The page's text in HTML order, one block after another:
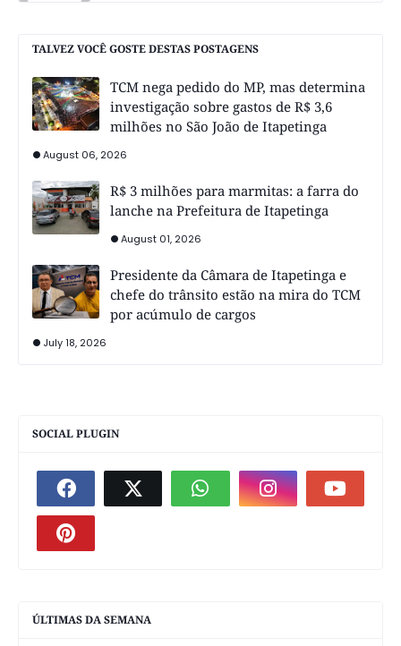
TALVEZ VOCÊ GOSTE DESTAS POSTAGENS
TCM nega pedido do MP, mas determina
investigação sobre gastos de R$ 3,6
milhões no São João de Itapetinga
August 06, 2026
R$ 3 milhões para marmitas: a farra do
lanche na Prefeitura de Itapetinga
August 01, 2026
Presidente da Câmara de Itapetinga e
chefe do trânsito estão na mira do TCM
por acúmulo de cargos
July 18, 2026
SOCIAL PLUGIN
ÚLTIMAS DA SEMANA